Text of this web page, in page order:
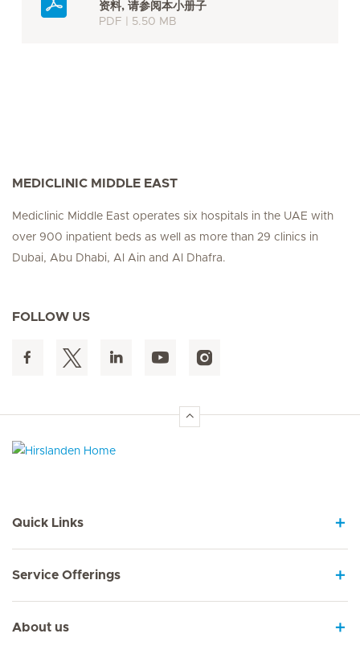
资料, 请参阅本小册子
PDF | 5.50 MB
MEDICLINIC MIDDLE EAST
Mediclinic Middle East operates six hospitals in the UAE with
over 900 inpatient beds as well as more than 29 clinics in
Dubai, Abu Dhabi, Al Ain and Al Dhafra.
FOLLOW US
Quick Links
Service Offerings
About us